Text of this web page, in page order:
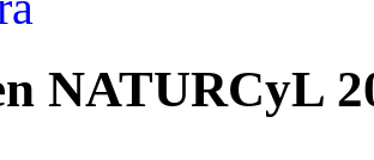
NATURCyL